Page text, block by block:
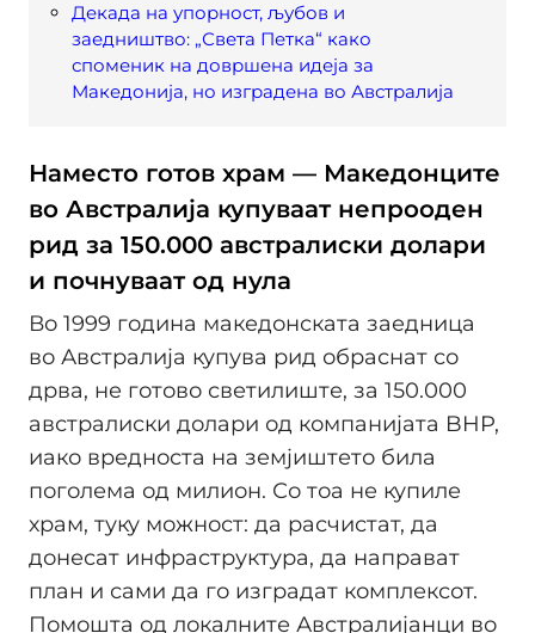
Декадa на упорност, љубов и
заедништво: „Света Петка“ како
споменик на довршена идеја за
Македонија, но изградена во Австралија
Наместо готов храм — Македонците
во Австралија купуваат непрооден
рид за 150.000 австралиски долари
и почнуваат од нула
Во 1999 година македонската заедница
во Австралија купува рид обраснат со
дрва, не готово светилиште, за 150.000
австралиски долари од компанијата BHP,
иако вредноста на земјиштето била
поголема од милион. Со тоа не купиле
храм, туку можност: да расчистат, да
донесат инфраструктура, да направат
план и сами да го изградат комплексот.
Помошта од локалните Австралијанци во